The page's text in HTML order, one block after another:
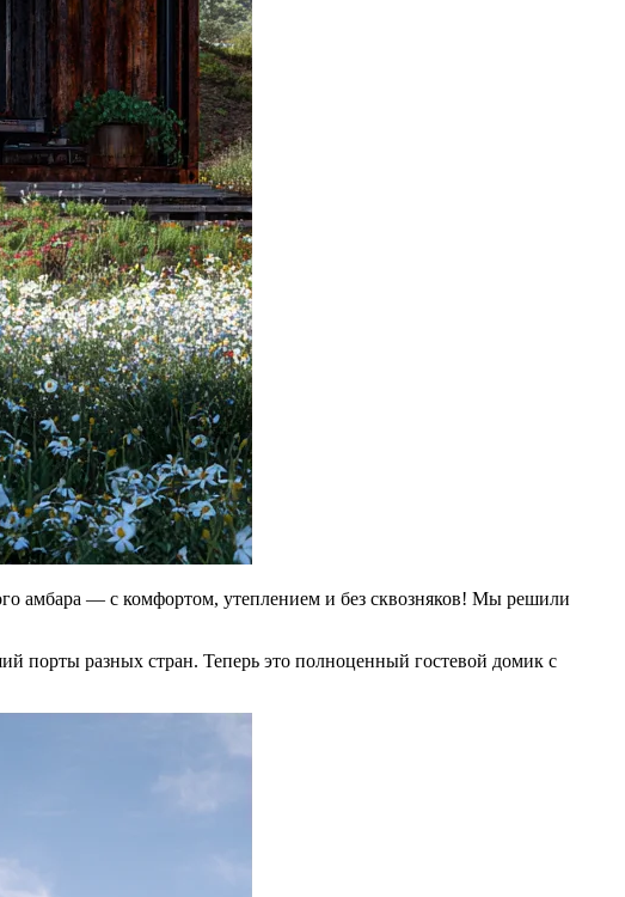
амбара — с комфортом, утеплением и без сквозняков! Мы решили
порты разных стран. Теперь это полноценный гостевой домик с